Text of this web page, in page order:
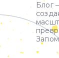
Блог